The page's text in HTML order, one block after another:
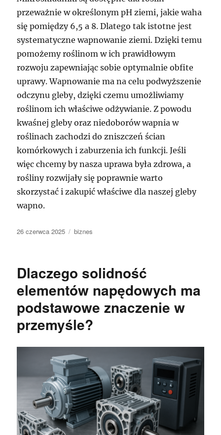
przeważnie w określonym pH ziemi, jakie waha
się pomiędzy 6,5 a 8. Dlatego tak istotne jest
systematyczne wapnowanie ziemi. Dzięki temu
pomożemy roślinom w ich prawidłowym
rozwoju zapewniając sobie optymalnie obfite
uprawy. Wapnowanie ma na celu podwyższenie
odczynu gleby, dzięki czemu umożliwiamy
roślinom ich właściwe odżywianie. Z powodu
kwaśnej gleby oraz niedoborów wapnia w
roślinach zachodzi do zniszczeń ścian
komórkowych i zaburzenia ich funkcji. Jeśli
więc chcemy by nasza uprawa była zdrowa, a
rośliny rozwijały się poprawnie warto
skorzystać i zakupić właściwe dla naszej gleby
wapno.
Data
26 czerwca 2025 Kategorie
biznes
Dlaczego solidność
elementów napędowych ma
podstawowe znaczenie w
przemyśle?